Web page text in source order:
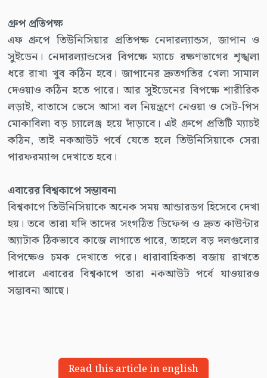
গ্রুপ প্রতিপক্ষ
এফ গ্রুপে তিউনিসিয়ার প্রতিপক্ষ নেদারল্যান্ডস, জাপান ও
সুইডেন। নেদারল্যান্ডসের বিপক্ষে ম্যাচে রক্ষণভাগের শৃঙ্খলা
ধরে রাখা খুব কঠিন হবে। জাপানের দ্রুতগতির খেলা সামাল
দেওয়াও কঠিন হতে পারে। আর সুইডেনের বিপক্ষে শারীরিক
লড়াই, বাতাসে ভেসে আসা বল নিয়ন্ত্রণে নেওয়া ও সেট-পিস
মোকাবিলা বড় চ্যালেঞ্জ হয়ে দাঁড়াবে। এই গ্রুপে প্রতিটি ম্যাচই
কঠিন, তাই নকআউট পর্বে যেতে হলে তিউনিসিয়াকে সেরা
পারফরম্যান্স দেখাতে হবে।
এবারের বিশ্বকাপে সম্ভাবনা
বিশ্বকাপে তিউনিসিয়াকে অনেক সময় আন্ডারডগ হিসেবে দেখা
হয়। তবে তারা যদি তাদের সংগঠিত ডিফেন্স ও দ্রুত কাউন্টার
অ্যাটাক ঠিকভাবে কাজে লাগাতে পারে, তাহলে বড় দলগুলোর
বিপক্ষেও চমক দেখাতে পরে। ধারাবাহিকতা বজায় রাখতে
পারলে এবারের বিশ্বকাপে তারা নকআউট পর্বে যাওয়ারও
সম্ভাবনা আছে।
Read this article in english